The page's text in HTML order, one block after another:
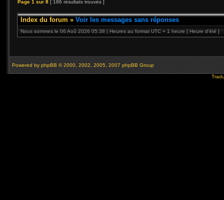
Page 1 sur 8 [ 186 résultats trouvés ]
Index du forum » Voir les messages sans réponses
Nous sommes le 06 Aoû 2026 05:38 | Heures au format UTC + 1 heure [ Heure d’été ]
Powered by phpBB © 2000, 2002, 2005, 2007 phpBB Group